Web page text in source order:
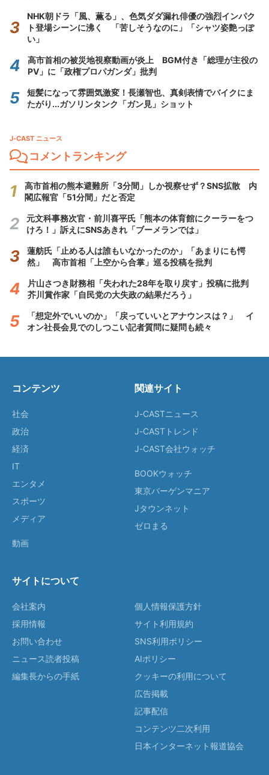
NHK朝ドラ「風、薫る」、色気ダダ漏れ俳優の強烈インパク
ト登場シーンに沸く 「苦しそうなのに」「シャツ姿艶っぽ
い」
高市首相の被災地視察動画が炎上 BGM付き「総理が主役の
PV」に「政権プロパガンダ」批判
短髪になって雰囲気激変！長瀬智也、真剣表情でバイクにま
たがり...ガソリンタンク「ガン見」ショット
J-CAST ニュース
コメントランキング
高市首相の熊本避難所「3分間」しか視察せず？SNS拡散 内
閣広報官「51分間」だと否定
元文科事務次官・前川喜平氏「熊本の体育館にクーラーをつ
けろ！」訴えにSNSあきれ「ブーメランでは」
蓮舫氏「止める人は誰もいなかったのか」「あまりにも愕
然」 高市首相「上空から合掌」巡る投稿を批判
片山さつき財務相「失われた28年を取り戻す」投稿に批判
芥川賞作家「自民党の大失政の結果だろう」
「想定外でいいのか」「戻っていいとアナウンスは？」 イ
オン社長会見でのしつこい記者質問に疑問も続々
コンテンツ
社会
政治
経済
IT
エンタメ
スポーツ
メディア
動画
関連サイト
J-CASTニュース
J-CASTトレンド
J-CAST会社ウォッチ
BOOKウォッチ
東京バーゲンマニア
Jタウンネット
ゼロまる
サイトについて
会社案内
採用情報
お問い合わせ
ニュース読者投稿
編集長からの手紙
個人情報保護方針
サイト利用規約
SNS利用ポリシー
AIポリシー
クッキーの利用について
広告掲載
記事配信
コンテンツ二次利用
日本インターネット報道協会